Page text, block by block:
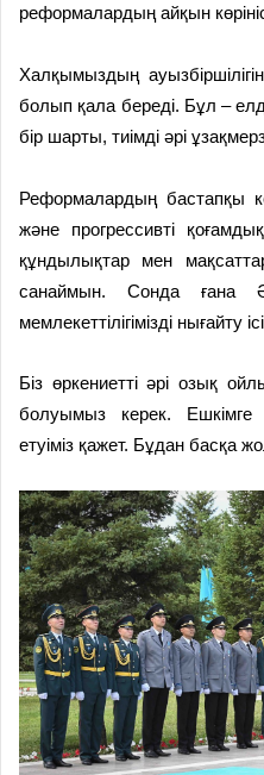
реформалардың айқын
Халқымыздың
болып қала береді. Бұл –
бір шарты, тиімді әрі
Реформалардың бастапқы
және прогрессивті
құндылықтар мен
санаймын. Сонда ғана
мемлекеттілігімізді
Біз өркениетті әрі озық
болуымыз керек.
етуіміз қажет. Бұдан басқа